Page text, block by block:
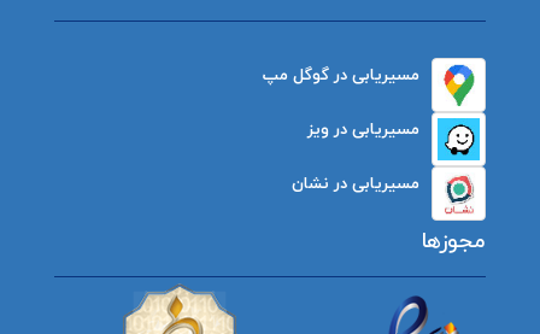
مسیریابی در گوگل مپ
مسیریابی در ویز
مسیریابی در نشان
مجوزها